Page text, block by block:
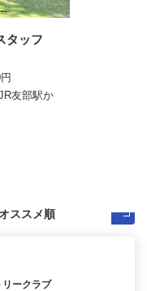
タッフ
友部駅か
ークラブ